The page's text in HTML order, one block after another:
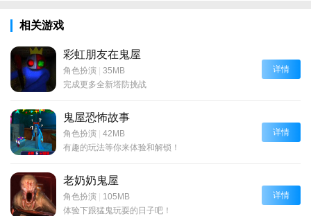
相关游戏
彩虹朋友在鬼屋
角色扮演 | 35MB
完成更多全新塔防挑战
详情
鬼屋恐怖故事
角色扮演 | 42MB
有趣的玩法等你来体验和解锁！
详情
老奶奶鬼屋
角色扮演 | 105MB
体验下跟猛鬼玩耍的日子吧！
详情